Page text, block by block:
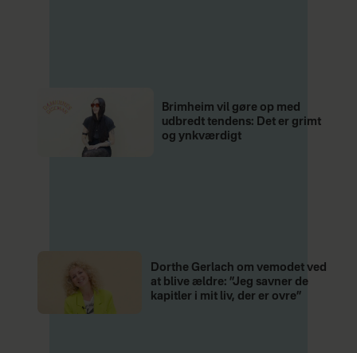
Brimheim vil gøre op med
udbredt tendens: Det er grimt
og ynkværdigt
Dorthe Gerlach om vemodet ved
at blive ældre: ”Jeg savner de
kapitler i mit liv, der er ovre”